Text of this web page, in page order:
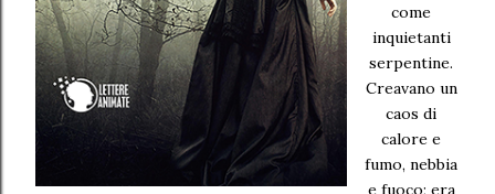
come
inquietanti
serpentine.
Creavano un
caos di
calore e
fumo, nebbia
e fuoco; era